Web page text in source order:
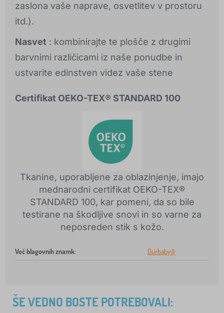
zaslona vaše naprave, osvetlitev v prostoru
itd.).
Nasvet : kombinirajte te plošče z drugimi
barvnimi različicami iz naše ponudbe in
ustvarite edinstven videz vaše stene
Certifikat OEKO-TEX® STANDARD 100
Tkanine, uporabljene za oblazinjenje, imajo
mednarodni certifikat OEKO-TEX®
STANDARD 100, kar pomeni, da so bile
testirane na škodljive snovi in so varne za
neposreden stik s kožo.
Več blagovnih znamk: Ourbaby®
ŠE VEDNO BOSTE POTREBOVALI: